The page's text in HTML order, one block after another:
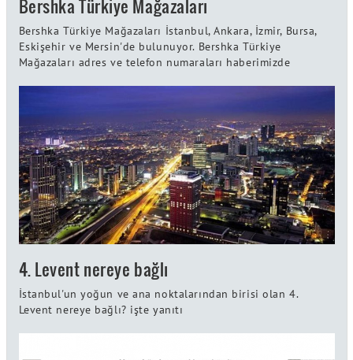
Bershka Türkiye Mağazaları
Bershka Türkiye Mağazaları İstanbul, Ankara, İzmir, Bursa,
Eskişehir ve Mersin'de bulunuyor. Bershka Türkiye
Mağazaları adres ve telefon numaraları haberimizde
4. Levent nereye bağlı
İstanbul'un yoğun ve ana noktalarından birisi olan 4.
Levent nereye bağlı? işte yanıtı